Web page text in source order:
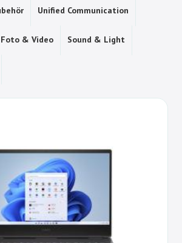
Unified Communication
Foto & Video Sound & Light